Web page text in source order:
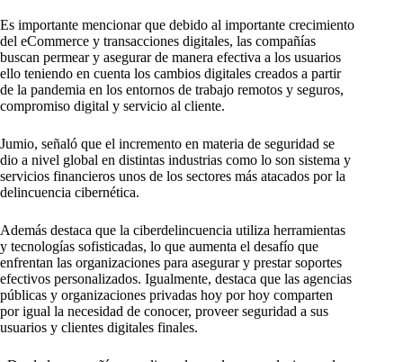
Es importante mencionar que debido al importante crecimiento
del eCommerce y transacciones digitales, las compañías
buscan permear y asegurar de manera efectiva a los usuarios
ello teniendo en cuenta los cambios digitales creados a partir
de la pandemia en los entornos de trabajo remotos y seguros,
compromiso digital y servicio al cliente.
Jumio, señaló que el incremento en materia de seguridad se
dio a nivel global en distintas industrias como lo son sistema y
servicios financieros unos de los sectores más atacados por la
delincuencia cibernética.
Además destaca que la ciberdelincuencia utiliza herramientas
y tecnologías sofisticadas, lo que aumenta el desafío que
enfrentan las organizaciones para asegurar y prestar soportes
efectivos personalizados. Igualmente, destaca que las agencias
públicas y organizaciones privadas hoy por hoy comparten
por igual la necesidad de conocer, proveer seguridad a sus
usuarios y clientes digitales finales.